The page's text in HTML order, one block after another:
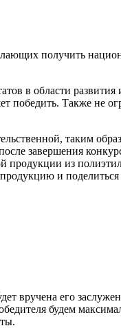
получить
в области
победить. Также не
таким
завершения
продукции из
и
вручена его
будем